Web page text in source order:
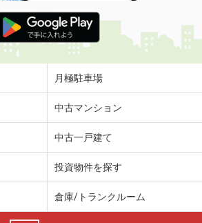
月極駐車場
中古マンション
中古一戸建て
投資物件を探す
倉庫/トランクルーム